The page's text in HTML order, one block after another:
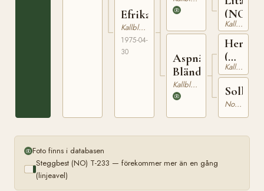
Efrika
Kallblodig Travare
1975-04-
30
Aspnäs
Blända
Kallblodig Travare
(NO)
Kallblodig Travare
(NO)
T-
203
Kallblodig Travare
Nordsvensk Brukshäst
Foto finns i databasen
Steggbest (NO) T-233 — förekommer mer än en gång
(linjeavel)